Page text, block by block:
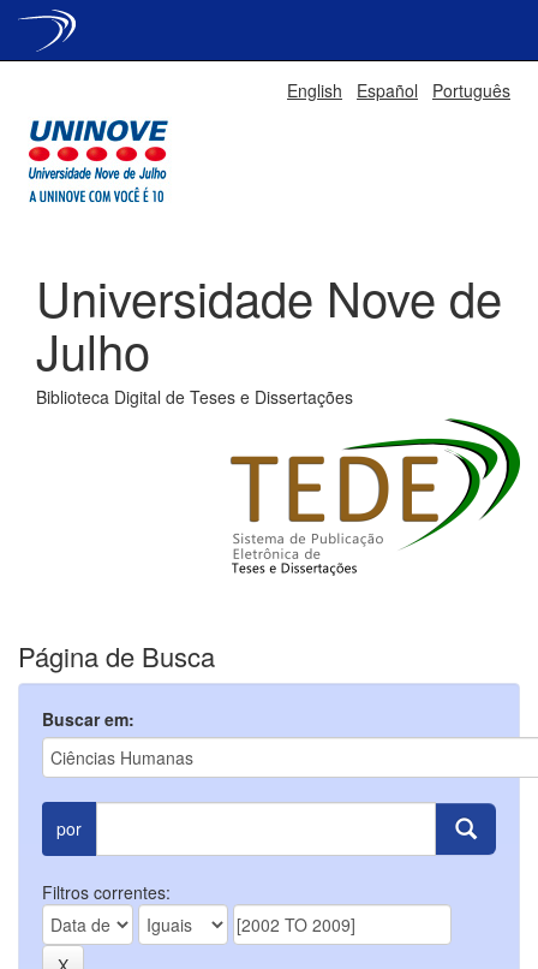
English Español Português
Universidade Nove de
Julho
Biblioteca Digital de Teses e Dissertações
Página de Busca
Buscar em:
por
Filtros correntes: